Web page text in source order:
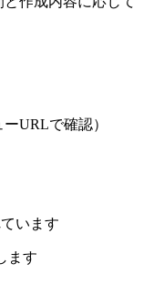
URLで確認）
います
ます